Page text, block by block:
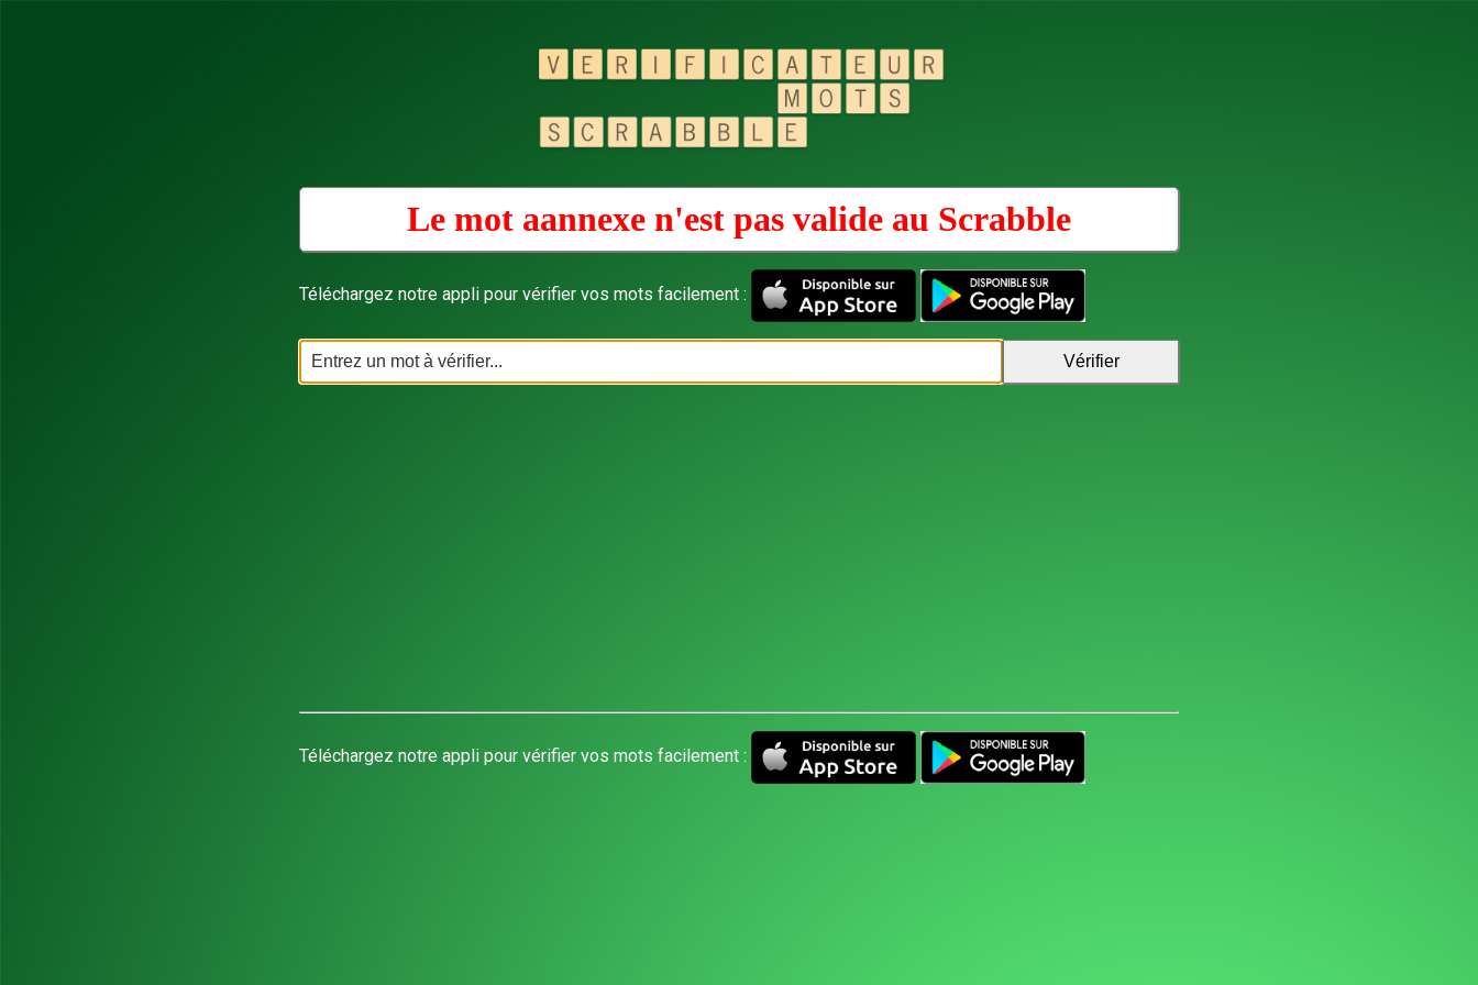
Le mot aannexe n'est pas valide au Scrabble
Téléchargez notre appli pour vérifier vos mots facilement :
Téléchargez notre appli pour vérifier vos mots facilement :